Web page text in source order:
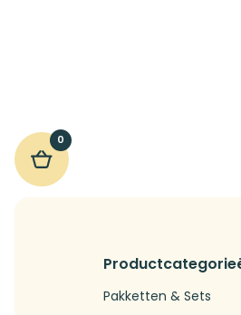
0
Pakketten & Sets